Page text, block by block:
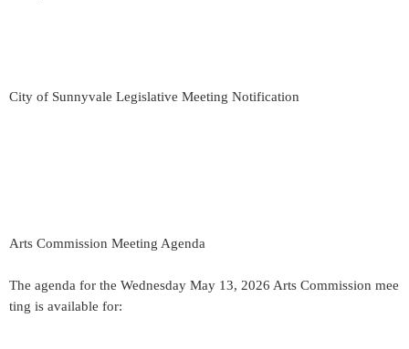
City of Sunnyvale Legislative Meeting Notification
Arts Commission Meeting Agenda
The agenda for the Wednesday May 13, 2026 Arts Commission mee
ting is available for: